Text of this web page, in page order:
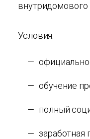
внутридомового
Условия:
обучение
полный
заработная